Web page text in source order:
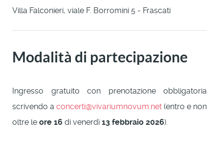
Villa Falconieri, viale F. Borromini 5 - Frascati
Modalità di partecipazione
Ingresso gratuito con prenotazione obbligatoria
scrivendo a concerti@vivariumnovum.net (entro e non
oltre le ore 16 di venerdì 13 febbraio 2026).